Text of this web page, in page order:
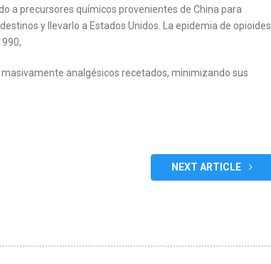
a precursores químicos provenientes de China para
y llevarlo a Estados Unidos. La epidemia de opioides
analgésicos recetados, minimizando sus
NEXT ARTICLE